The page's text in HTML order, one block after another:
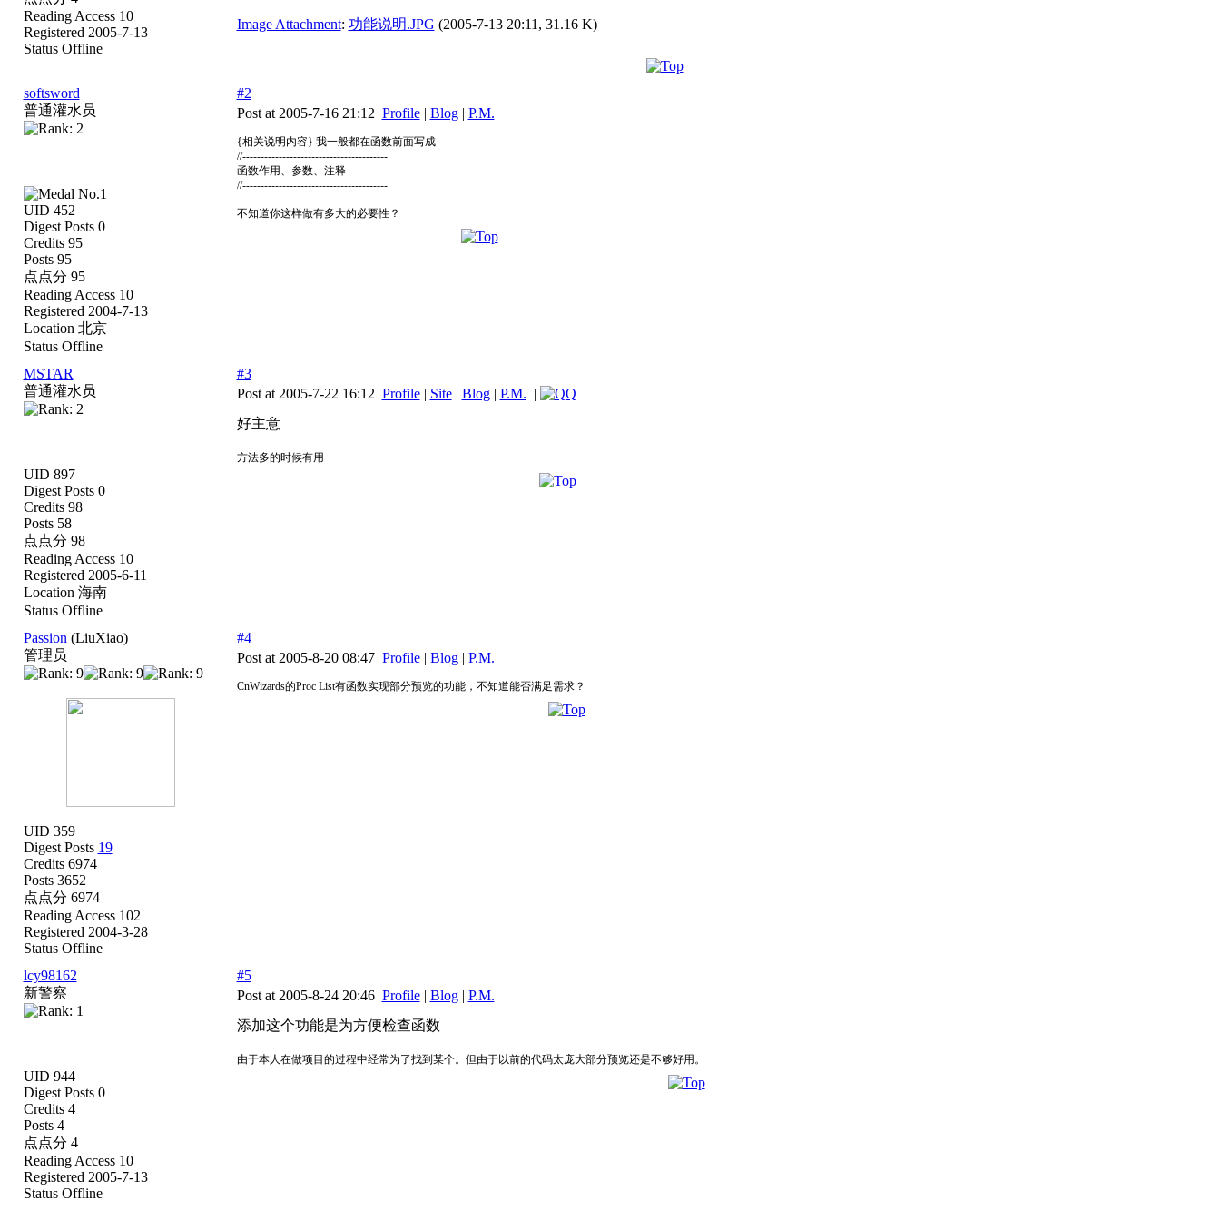
Reading Access 10
Registered 2005-7-13
Status Offline
Image Attachment: 功能说明.JPG (2005-7-13 20:11, 31.16 K)
softsword
普通灌水员
UID 452
Digest Posts 0
Credits 95
Posts 95
点点分 95
Reading Access 10
Registered 2004-7-13
Location 北京
Status Offline
#2
Post at 2005-7-16 21:12 Profile| Blog| P.M.
{相关说明内容} 我一般都在函数前面写成
//----------------------------------------
函数作用、参数、注释
//----------------------------------------
不知道你这样做有多大的必要性？
MSTAR
普通灌水员
UID 897
Digest Posts 0
Credits 98
Posts 58
点点分 98
Reading Access 10
Registered 2005-6-11
Location 海南
Status Offline
#3
Post at 2005-7-22 16:12 Profile| Site| Blog| P.M. |
好主意
方法多的时候有用
Passion (LiuXiao)
管理员
UID 359
Digest Posts 19
Credits 6974
Posts 3652
点点分 6974
Reading Access 102
Registered 2004-3-28
Status Offline
#4
Post at 2005-8-20 08:47 Profile| Blog| P.M.
CnWizards的Proc List有函数实现部分预览的功能，不知道能否满足需求？
lcy98162
新警察
UID 944
Digest Posts 0
Credits 4
Posts 4
点点分 4
Reading Access 10
Registered 2005-7-13
Status Offline
#5
Post at 2005-8-24 20:46 Profile| Blog| P.M.
添加这个功能是为方便检查函数
由于本人在做项目的过程中经常为了找到某个。但由于以前的代码太庞大部分预览还是不够好用。